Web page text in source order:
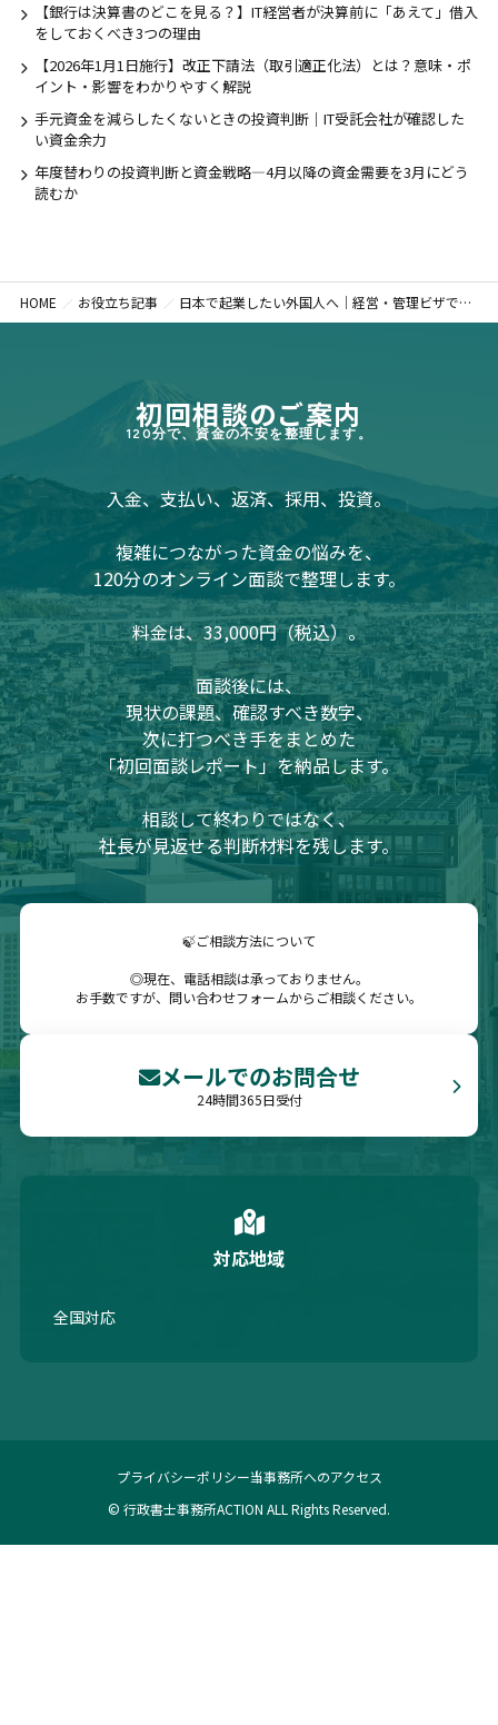
【銀行は決算書のどこを見る？】IT経営者が決算前に「あえて」借入
をしておくべき3つの理由
【2026年1月1日施行】改正下請法（取引適正化法）とは？意味・ポ
イント・影響をわかりやすく解説
手元資金を減らしたくないときの投資判断｜IT受託会社が確認した
い資金余力
年度替わりの投資判断と資金戦略―4月以降の資金需要を3月にどう
読むか
HOME お役立ち記事 日本で起業したい外国人へ｜経営・管理ビザでつまずきやすいポイントと対策
初回相談のご案内
120分で、資金の不安を整理します。
入金、支払い、返済、採用、投資。
複雑につながった資金の悩みを、
120分のオンライン面談で整理します。
料金は、33,000円（税込）。
面談後には、
現状の課題、確認すべき数字、
次に打つべき手をまとめた
「初回面談レポート」を納品します。
相談して終わりではなく、
社長が見返せる判断材料を残します。
🍃ご相談方法について
◎現在、電話相談は承っておりません。
お手数ですが、問い合わせフォームからご相談ください。
メールでのお問合せ
24時間365日受付
対応地域
全国対応
プライバシーポリシー当事務所へのアクセス
© 行政書士事務所ACTION ALL Rights Reserved.